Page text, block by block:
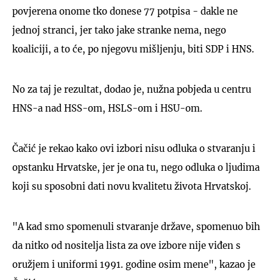
povjerena onome tko donese 77 potpisa - dakle ne
jednoj stranci, jer tako jake stranke nema, nego
koaliciji, a to će, po njegovu mišljenju, biti SDP i HNS.
No za taj je rezultat, dodao je, nužna pobjeda u centru
HNS-a nad HSS-om, HSLS-om i HSU-om.
Čačić je rekao kako ovi izbori nisu odluka o stvaranju i
opstanku Hrvatske, jer je ona tu, nego odluka o ljudima
koji su sposobni dati novu kvalitetu života Hrvatskoj.
"A kad smo spomenuli stvaranje države, spomenuo bih
da nitko od nositelja lista za ove izbore nije viđen s
oružjem i uniformi 1991. godine osim mene", kazao je